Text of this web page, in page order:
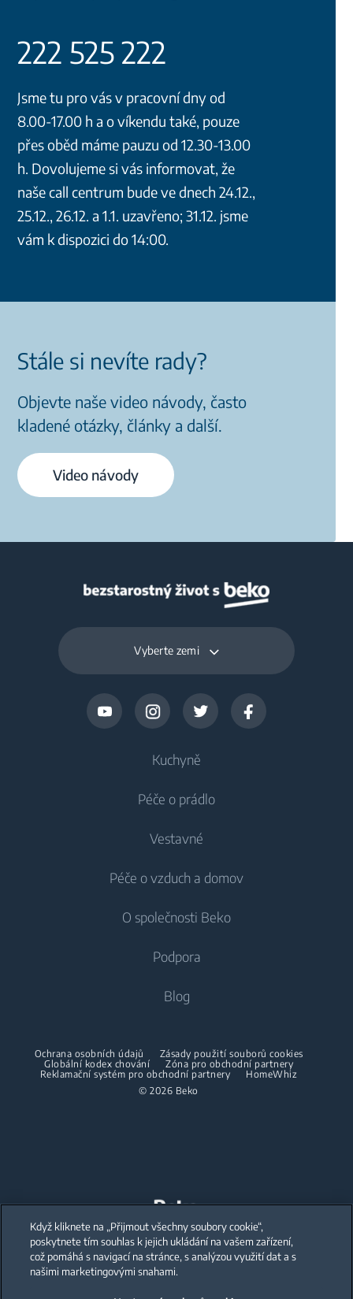
222 525 222
Jsme tu pro vás v pracovní dny od
8.00-17.00 h a o víkendu také, pouze
přes oběd máme pauzu od 12.30-13.00
h. Dovolujeme si vás informovat, že
naše call centrum bude ve dnech 24.12.,
25.12., 26.12. a 1.1. uzavřeno; 31.12. jsme
vám k dispozici do 14:00.
Stále si nevíte rady?
Objevte naše video návody, často
kladené otázky, články a další.
Video návody
Vyberte zemi
Kuchyně
Chlazení
Lednice
Mrazáky
Vestavné lednice s mrazákem
Vaření
Trouby
Vestavné mikrovlnky
Volně stojící myčky
Péče o prádlo
Pračky
Vestavné pračky
Pračky se sušičkou
Sušičky
Žehličky
Mezikusy
Vestavné
Vestavné lednice
Vestavné lednice s mrazákem
Vaření
Vestavné mikrovlnky
Varné desky
Vestavné pračky
Péče o vzduch a domov
Péče o vzduch
Klimatizace
Dehumidifier
Bezdrátové vysavače
O společnosti Beko
O nás
Beko Professional
Spolupráce
Podpora
Blog
© 2026 Beko
Ochrana osobních údajů
Zásady použití souborů cookies
Globální kodex chování
Zóna pro obchodní partnery
Reklamační systém pro obchodní partnery
HomeWhiz
Our parent company, Beko has 55,000 employees throughout the world
with its global operations through its subsidiaries in 57 countries and 45
production facilities in 13 countries
(i.e. Türkiye, UK, Italy, Romania, Slovakia, Poland, South Africa, Russia,
Pakistan, India, Bangladesh, Thailand and China).
Když kliknete na „Přijmout všechny soubory cookie“,
poskytnete tím souhlas k jejich ukládání na vašem zařízení,
což pomáhá s navigací na stránce, s analýzou využití dat a s
našimi marketingovými snahami.